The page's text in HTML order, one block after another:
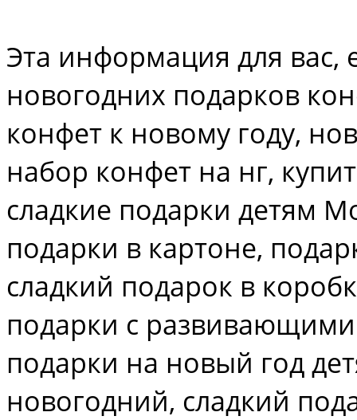
Эта информация для вас,
новогодних подарков
конфет к новому году,
набор конфет на нг,
сладкие подарки детям
подарки в картоне,
сладкий подарок в
подарки с
подарки на новый год
новогодний, сладкий